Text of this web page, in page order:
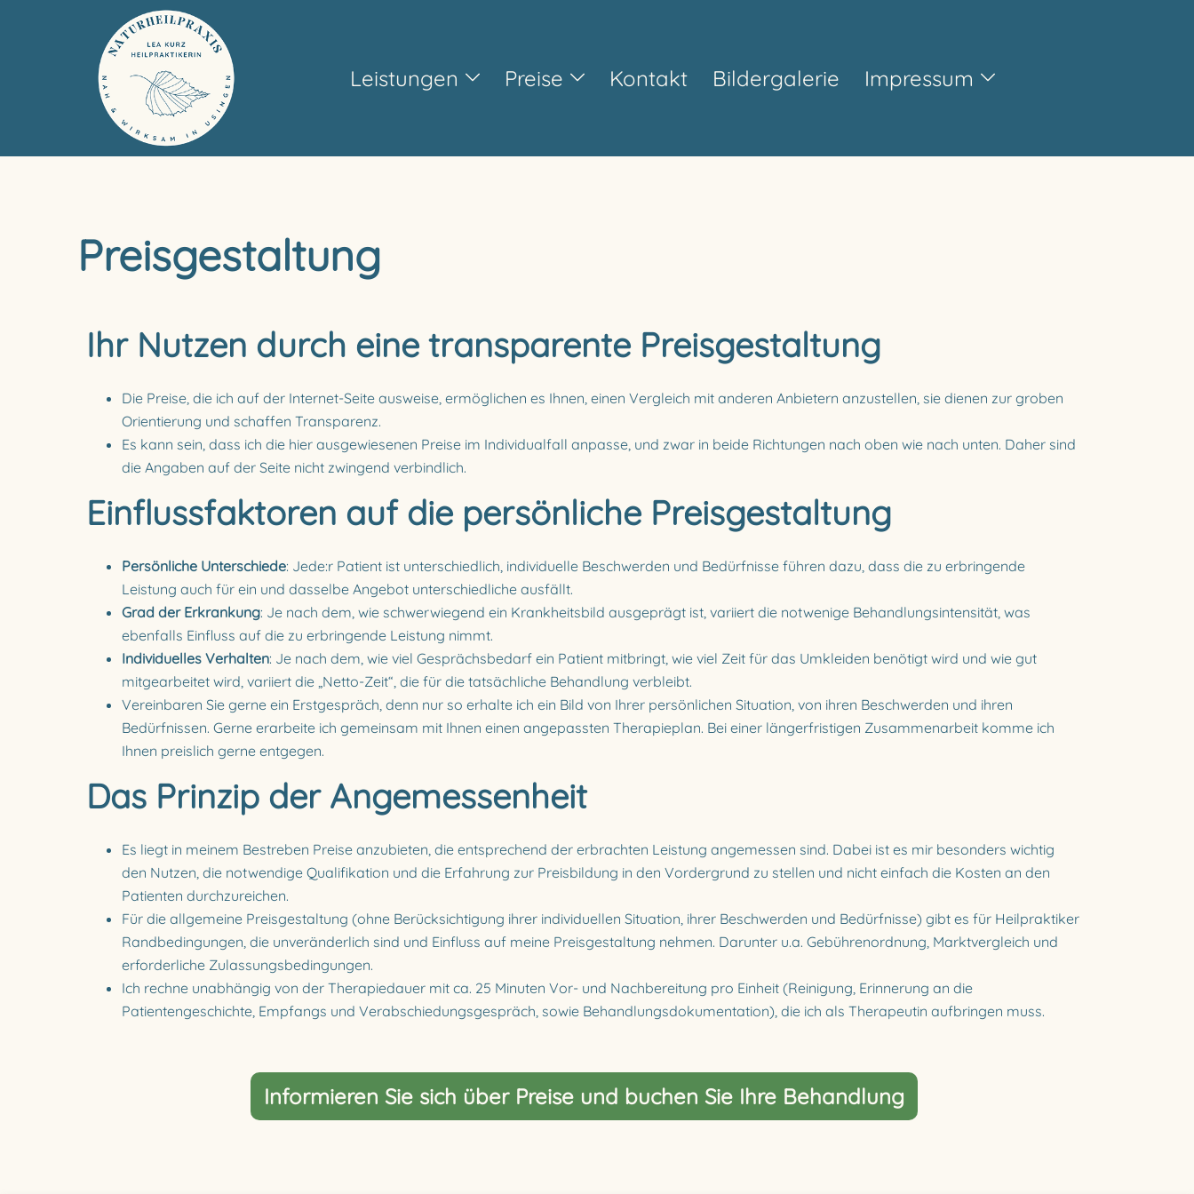
Leistungen Preise Kontakt Bildergalerie Impressum
Preisgestaltung
Ihr Nutzen durch eine transparente Preisgestaltung
Die Preise, die ich auf der Internet-Seite ausweise, ermöglichen es Ihnen, einen Vergleich mit anderen Anbietern anzustellen, sie dienen zur groben
Orientierung und schaffen Transparenz.
Es kann sein, dass ich die hier ausgewiesenen Preise im Individualfall anpasse, und zwar in beide Richtungen nach oben wie nach unten. Daher sind
die Angaben auf der Seite nicht zwingend verbindlich.
Einflussfaktoren auf die persönliche Preisgestaltung
Persönliche Unterschiede: Jede:r Patient ist unterschiedlich, individuelle Beschwerden und Bedürfnisse führen dazu, dass die zu erbringende
Leistung auch für ein und dasselbe Angebot unterschiedliche ausfällt.
Grad der Erkrankung: Je nach dem, wie schwerwiegend ein Krankheitsbild ausgeprägt ist, variiert die notwenige Behandlungsintensität, was
ebenfalls Einfluss auf die zu erbringende Leistung nimmt.
Individuelles Verhalten: Je nach dem, wie viel Gesprächsbedarf ein Patient mitbringt, wie viel Zeit für das Umkleiden benötigt wird und wie gut
mitgearbeitet wird, variiert die „Netto-Zeit“, die für die tatsächliche Behandlung verbleibt.
Vereinbaren Sie gerne ein Erstgespräch, denn nur so erhalte ich ein Bild von Ihrer persönlichen Situation, von ihren Beschwerden und ihren
Bedürfnissen. Gerne erarbeite ich gemeinsam mit Ihnen einen angepassten Therapieplan. Bei einer längerfristigen Zusammenarbeit komme ich
Ihnen preislich gerne entgegen.
Das Prinzip der Angemessenheit
Es liegt in meinem Bestreben Preise anzubieten, die entsprechend der erbrachten Leistung angemessen sind. Dabei ist es mir besonders wichtig
den Nutzen, die notwendige Qualifikation und die Erfahrung zur Preisbildung in den Vordergrund zu stellen und nicht einfach die Kosten an den
Patienten durchzureichen.
Für die allgemeine Preisgestaltung (ohne Berücksichtigung ihrer individuellen Situation, ihrer Beschwerden und Bedürfnisse) gibt es für Heilpraktiker
Randbedingungen, die unveränderlich sind und Einfluss auf meine Preisgestaltung nehmen. Darunter u.a. Gebührenordnung, Marktvergleich und
erforderliche Zulassungsbedingungen.
Ich rechne unabhängig von der Therapiedauer mit ca. 25 Minuten Vor- und Nachbereitung pro Einheit (Reinigung, Erinnerung an die
Patientengeschichte, Empfangs und Verabschiedungsgespräch, sowie Behandlungsdokumentation), die ich als Therapeutin aufbringen muss.
Informieren Sie sich über Preise und buchen Sie Ihre Behandlung